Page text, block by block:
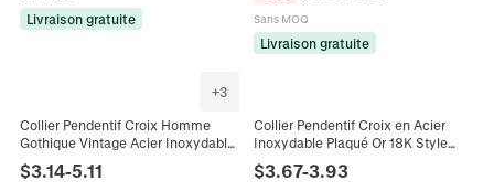
Livraison gratuite Sans MOQ
Livraison gratuite
+3
Collier Pendentif Croix Homme
Gothique Vintage Acier Inoxydable
Style Punk Religieux Motif Relief
Bijoux pour Hommes
$3.14-5.11
Collier Pendentif Croix en Acier
Inoxydable Plaqué Or 18K Style
Punk pour Hommes Chaîne
Vénitienne Bijoux Industriels
$3.67-3.93